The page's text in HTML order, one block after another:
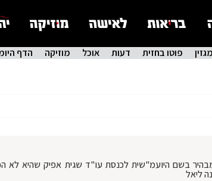
מגזין פוטו בחזית דעות אוכל מוזיקה הדף
בשם היועמ"שית לכנסת עו"ד שגית אפיק שהיא לא
ליאל